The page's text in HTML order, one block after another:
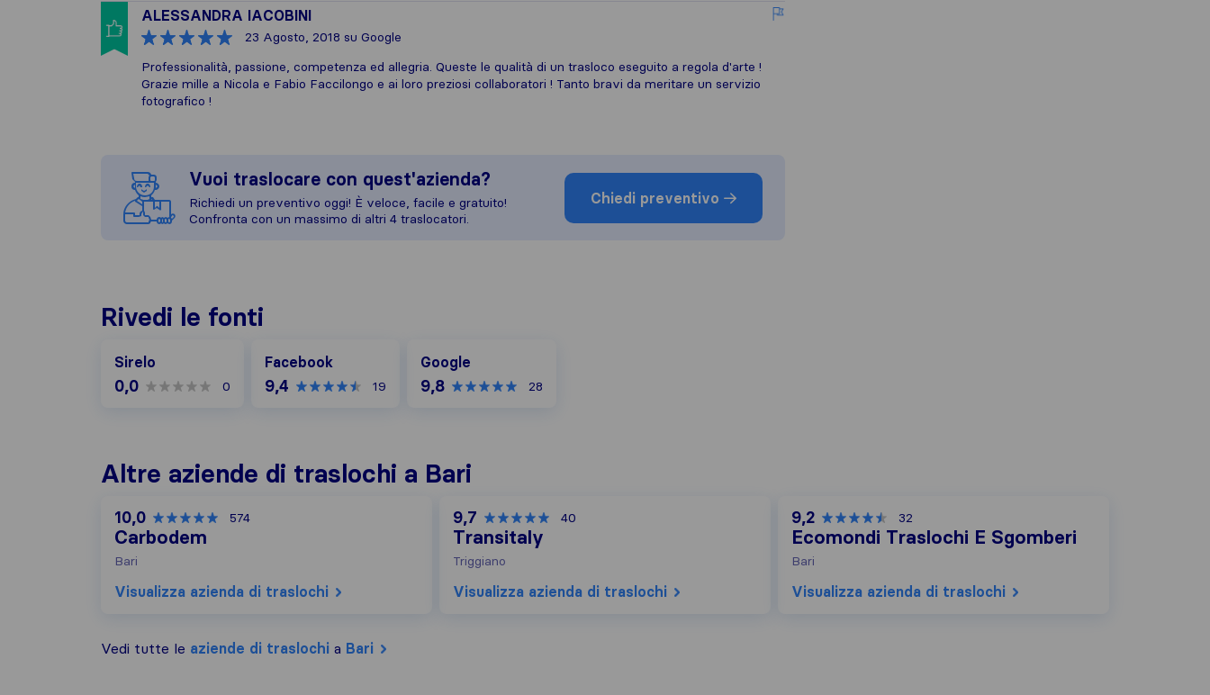
ALESSANDRA IACOBINI
23 Agosto, 2018 su Google
Professionalità, passione, competenza ed allegria. Queste le qualità di un trasloco eseguito a regola d'arte !
Grazie mille a Nicola e Fabio Faccilongo e ai loro preziosi collaboratori ! Tanto bravi da meritare un servizio
fotografico !
Vuoi traslocare con quest'azienda?
Richiedi un preventivo oggi! È veloce, facile e gratuito!
Confronta con un massimo di altri 4 traslocatori.
Chiedi preventivo
Rivedi le fonti
Sirelo
0,0 0
Facebook
9,4 19
Google
9,8 28
Altre aziende di traslochi a Bari
10,0 574
Carbodem
Bari
Visualizza azienda di traslochi
9,7 40
Transitaly
Triggiano
Visualizza azienda di traslochi
9,2 32
Ecomondi Traslochi E Sgomberi
Bari
Visualizza azienda di traslochi
Vedi tutte le aziende di traslochi a Bari